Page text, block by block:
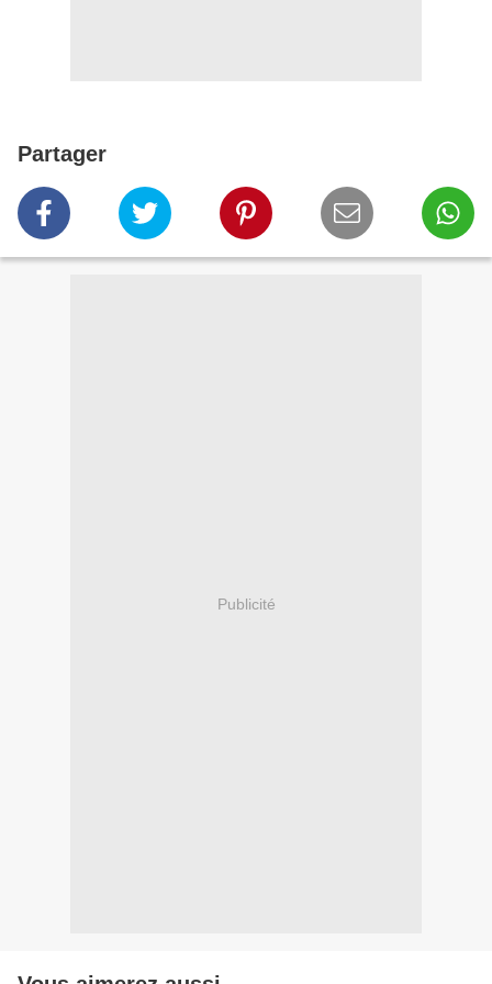
Partager
Publicité